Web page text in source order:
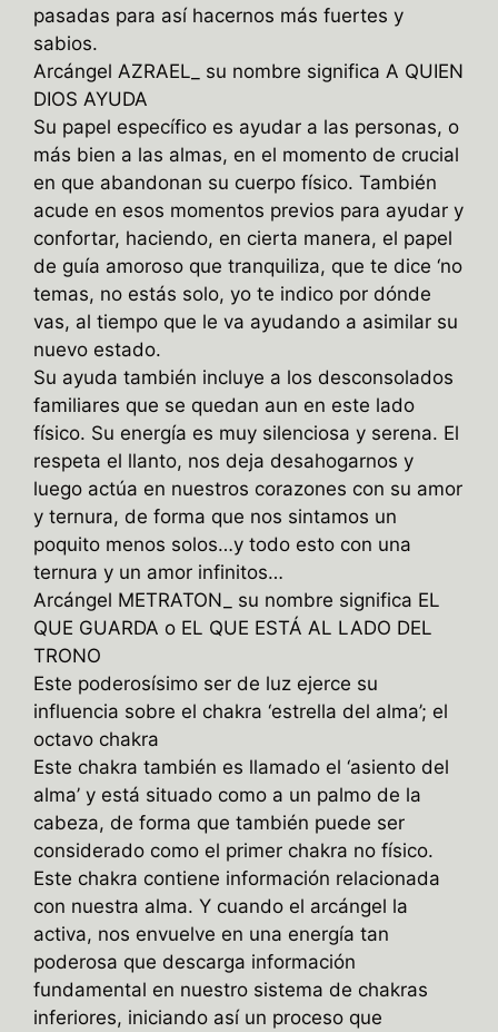
pasadas para así hacernos más fuertes y
sabios.
Arcángel AZRAEL_ su nombre significa A QUIEN
DIOS AYUDA
Su papel específico es ayudar a las personas, o
más bien a las almas, en el momento de crucial
en que abandonan su cuerpo físico. También
acude en esos momentos previos para ayudar y
confortar, haciendo, en cierta manera, el papel
de guía amoroso que tranquiliza, que te dice ‘no
temas, no estás solo, yo te indico por dónde
vas, al tiempo que le va ayudando a asimilar su
nuevo estado.
Su ayuda también incluye a los desconsolados
familiares que se quedan aun en este lado
físico. Su energía es muy silenciosa y serena. El
respeta el llanto, nos deja desahogarnos y
luego actúa en nuestros corazones con su amor
y ternura, de forma que nos sintamos un
poquito menos solos…y todo esto con una
ternura y un amor infinitos…
Arcángel METRATON_ su nombre significa EL
QUE GUARDA o EL QUE ESTÁ AL LADO DEL
TRONO
Este poderosísimo ser de luz ejerce su
influencia sobre el chakra ‘estrella del alma’; el
octavo chakra
Este chakra también es llamado el ‘asiento del
alma’ y está situado como a un palmo de la
cabeza, de forma que también puede ser
considerado como el primer chakra no físico.
Este chakra contiene información relacionada
con nuestra alma. Y cuando el arcángel la
activa, nos envuelve en una energía tan
poderosa que descarga información
fundamental en nuestro sistema de chakras
inferiores, iniciando así un proceso que